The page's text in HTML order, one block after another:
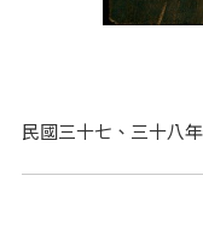
民國三十七、三十八